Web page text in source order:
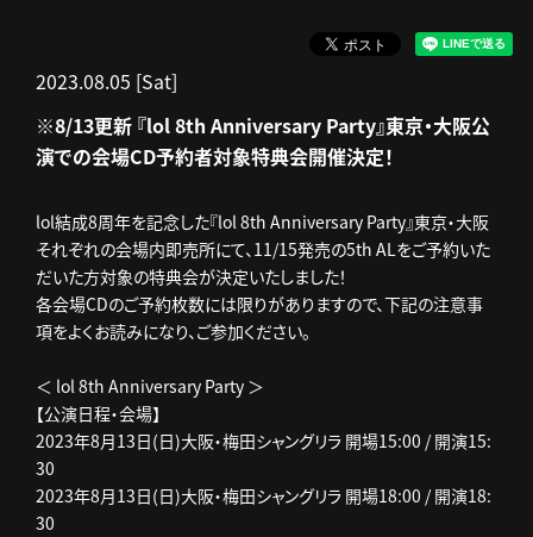
2023.08.05 [Sat]
※8/13更新 『lol 8th Anniversary Party』東京・大阪公
演での会場CD予約者対象特典会開催決定！
lol結成8周年を記念した『lol 8th Anniversary Party』東京・大阪
それぞれの会場内即売所にて、11/15発売の5th ALをご予約いた
だいた方対象の特典会が決定いたしました！
各会場CDのご予約枚数には限りがありますので、下記の注意事
項をよくお読みになり、ご参加ください。
＜ lol 8th Anniversary Party ＞
【公演日程・会場】
2023年8月13日(日)大阪・梅田シャングリラ 開場15:00 / 開演15:
30
2023年8月13日(日)大阪・梅田シャングリラ 開場18:00 / 開演18:
30